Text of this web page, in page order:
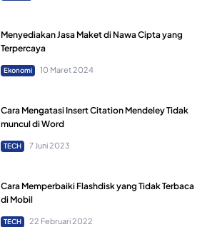
Menyediakan Jasa Maket di Nawa Cipta yang
Terpercaya
Ekonomi 10 Maret 2024
Cara Mengatasi Insert Citation Mendeley Tidak
muncul di Word
TECH 7 Juni 2023
Cara Memperbaiki Flashdisk yang Tidak Terbaca
di Mobil
TECH 22 Februari 2022